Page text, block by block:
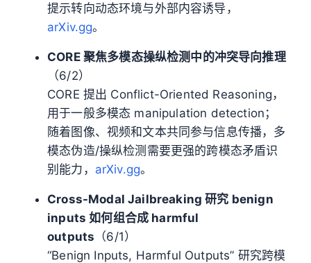
提示转向动态环境与外部内容诱导，
arXiv.gg。
CORE 聚焦多模态操纵检测中的冲突导向推理
（6/2）
CORE 提出 Conflict-Oriented Reasoning，
用于一般多模态 manipulation detection；
随着图像、视频和文本共同参与信息传播，多
模态伪造/操纵检测需要更强的跨模态矛盾识
别能力， arXiv.gg。
Cross-Modal Jailbreaking 研究 benign
inputs 如何组合成 harmful
outputs （6/1）
“Benign Inputs, Harmful Outputs” 研究跨模